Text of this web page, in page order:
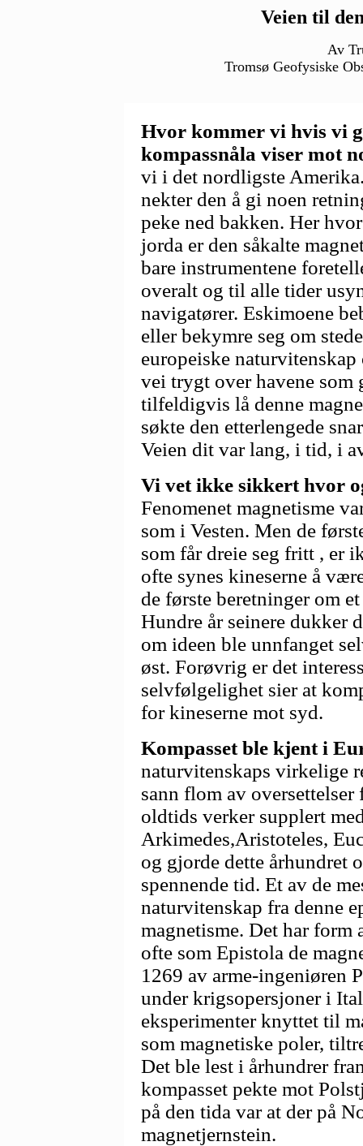
Veien til
Av
Tromsø Geofysiske
Hvor kommer vi hvis vi
kompassnåla viser mot
vi i det nordligste
nekter den å gi noen
peke ned bakken. Her
jorda er den såkalte
bare instrumentene
overalt og til alle tider
navigatører. Eskimoene
eller bekymre seg om
europeiske
vei trygt over havene som
tilfeldigvis lå denne
søkte den etterlengede
Veien dit var lang, i tid, i
Vi vet ikke sikkert hvor
Fenomenet magnetisme
som i Vesten. Men de
som får dreie seg fritt , er
ofte synes kineserne å
de første beretninger om
Hundre år seinere dukker
om ideen ble unnfanget
øst. Forøvrig er det
selvfølgelighet sier at
for kineserne mot syd.
Kompasset ble kjent i
naturvitenskaps virkelige
sann flom av
oldtids verker supplert
Arkimedes,Aristoteles,
og gjorde dette århundret
spennende tid. Et av de
naturvitenskap fra denne
magnetisme. Det har form
ofte som Epistola de
1269 av arme-ingeniøren
under krigsopersjoner i
eksperimenter knyttet til
som magnetiske poler,
Det ble lest i århundrer
kompasset pekte mot
på den tida var at der på
magnetjernstein.